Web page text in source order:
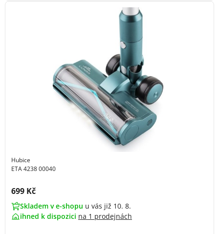
Hubice
ETA 4238 00040
Cena s DPH:
699 Kč
Skladem v e-shopu u vás již 10. 8.
ihned k dispozici na 1 prodejnách